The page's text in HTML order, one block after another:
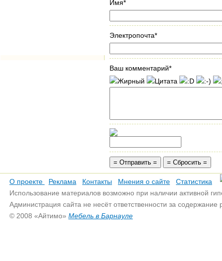
Имя*
Электропочта*
Ваш комментарий*
О проекте Реклама Контакты Мнения о сайте
Статистика
Использование материалов возможно при наличии активной
Администрация сайта не несёт ответственности за
© 2008 «Айтимо» Мебель в Барнауле